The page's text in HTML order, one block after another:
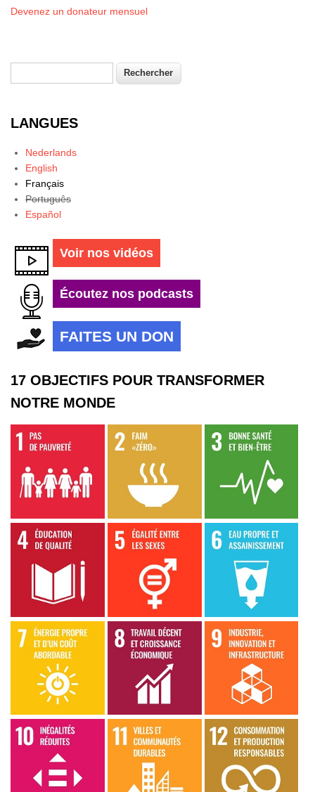
Devenez un donateur mensuel
Formulaire de recherche
LANGUES
Nederlands
English
Français
Português
Español
Voir nos vidéos
Écoutez nos podcasts
FAITES UN DON
17 OBJECTIFS POUR TRANSFORMER
NOTRE MONDE